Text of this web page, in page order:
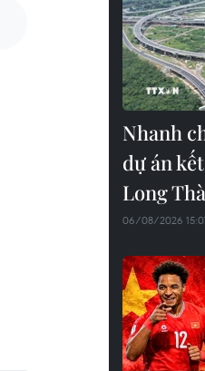
Nhanh
dự án
Long
06/08/2026